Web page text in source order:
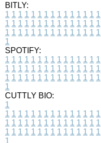
BITLY:
1 1 1 1 1 1 1 1 1 1 1 1 1 1 1
1 1 1 1 1 1 1 1 1 1 1 1 1 1 1
1 1 1 1 1 1 1 1 1 1 1 1 1 1 1
1
SPOTIFY:
1 1 1 1 1 1 1 1 1 1 1 1 1 1 1
1 1 1 1 1 1 1 1 1 1 1 1 1 1 1
1 1 1 1 1 1 1 1 1 1 1 1 1 1 1
1
CUTTLY BIO:
1
1 1 1 1 1 1 1 1 1 1 1 1 1 1 1
1 1 1 1 1 1 1 1 1 1 1 1 1 1 1
1 1 1 1 1 1 1 1 1 1 1 1 1 1 1
1